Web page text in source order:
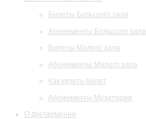
Билеты Большого зала
Абонементы Большого зала
Билеты Малого зала
Абонементы Малого зала
Как купить билет
Абонементы Музитория
О филармонии